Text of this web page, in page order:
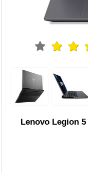
Lenovo Legion 5